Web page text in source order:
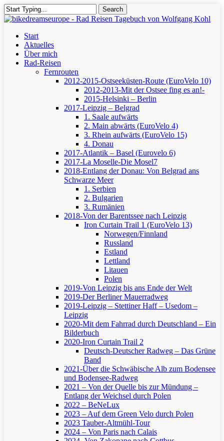
Skip
to
content
Search
Close
Menu
Start
Aktuelles
Über mich
Rad-Reisen
Fernrouten
2012-2015-Ostseeküsten-Route (EuroVelo 10)
2012-2013-Mit der Ostsee fing es an!-
2015-Helsinki – Berlin
2017-Leipzig – Belgrad
1. Saale aufwärts
2. Main abwärts (EuroVelo 4)
3. Rhein aufwärts (EuroVelo 15)
4. Donau
2017-Atlantik – Basel (Eurovelo 6)
2017-La Moselle-Die Mosel7
2018-Entlang der Donau: Von Belgrad ans
Schwarze Meer
1. Serbien
2. Bulgarien
3. Rumänien
2018-Von der Barentssee nach Leipzig
Iron Curtain Trail 1 (EuroVelo 13)
Norwegen/Finnland
Russland
Estland
Lettland
Litauen
Polen
2019-Von Leipzig bis ans Ende der Welt
2019-Der Berliner Mauerradweg
2019-Leipzig – Stettiner Haff – Usedom –
Leipzig
2020-Mit dem Fahrrad durch Deutschland – Ein
Bilderbuch
2020-Iron Curtain Trail 2
Deutsch-Deutscher Radweg – Das Grüne
Band
2021-Über die Schwäbische Alb zum Bodensee
und Bodensee-Radweg
2021 – Von der Quelle bis zur Mündung –
Entlang der Weichsel durch Polen
2022 – BeNeLux
2023 – Auf dem Green Velo durch Polen
2023 Tauber-Altmühl-Tour
2024 – Von Paris nach Calais